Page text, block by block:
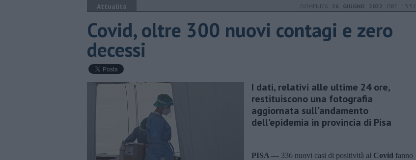
Attualità DOMENICA 26 GIUGNO 2022 ORE 13:51
Covid, oltre 300 nuovi contagi e zero
decessi
I dati, relativi alle ultime 24 ore,
restituiscono una fotografia
aggiornata sull'andamento
dell'epidemia in provincia di Pisa
PISA — 336 nuovi casi di positività al Covid fanno